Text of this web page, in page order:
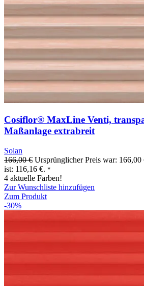
Cosiflor® MaxLine Venti,
Maßanlage extrabreit
Solan
166,00€ Ursprünglicher Preis war: 166,00
ist: 116,16 €. *
4 aktuelle Farben!
Zur Wunschliste hinzufügen
Zum Produkt
-30%